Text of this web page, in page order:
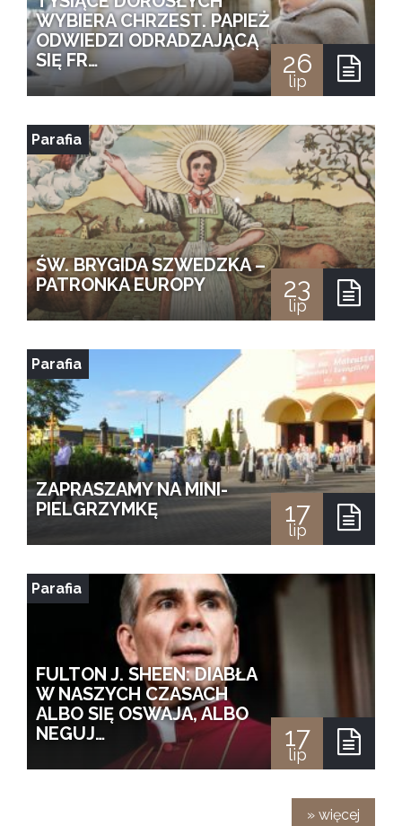
26
lip
WYBIERA CHRZEST. PAPIEŻ
ODWIEDZI ODRADZAJĄCĄ
SIĘ FR…
23
lip
ŚW. BRYGIDA SZWEDZKA –
PATRONKA EUROPY
Parafia
17
lip
ZAPRASZAMY NA MINI-
PIELGRZYMKĘ
Parafia
17
lip
FULTON J. SHEEN: DIABŁA
W NASZYCH CZASACH
ALBO SIĘ OSWAJA, ALBO
NEGUJ…
Parafia
» więcej